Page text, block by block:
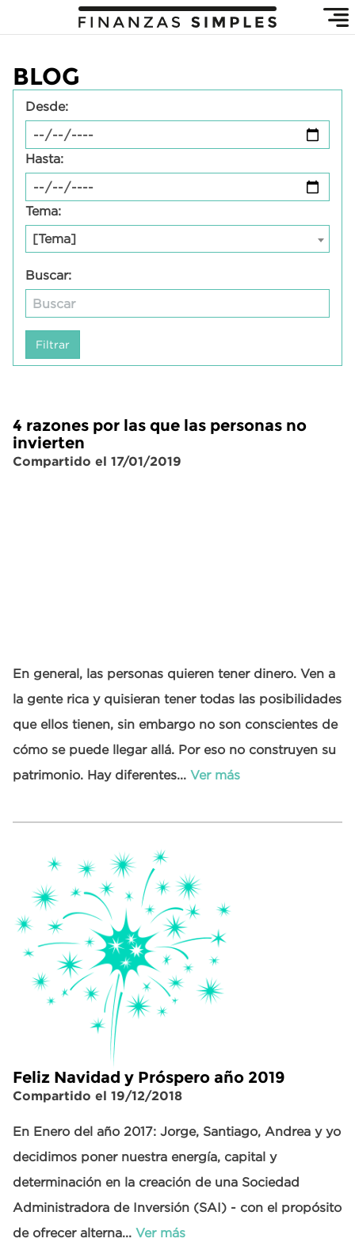
BLOG
Desde:
Hasta:
Tema:
[Tema]
Buscar:
4 razones por las que las personas no
invierten
Compartido el 17/01/2019
En general, las personas quieren tener dinero. Ven a
la gente rica y quisieran tener todas las posibilidades
que ellos tienen, sin embargo no son conscientes de
cómo se puede llegar allá. Por eso no construyen su
patrimonio. Hay diferentes... Ver más
Feliz Navidad y Próspero año 2019
Compartido el 19/12/2018
En Enero del año 2017: Jorge, Santiago, Andrea y yo
decidimos poner nuestra energía, capital y
determinación en la creación de una Sociedad
Administradora de Inversión (SAI) - con el propósito
de ofrecer alterna... Ver más